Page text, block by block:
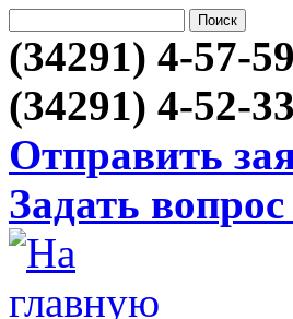
(34291) 4-57-59
(34291) 4-52-33
Отправить
Задать